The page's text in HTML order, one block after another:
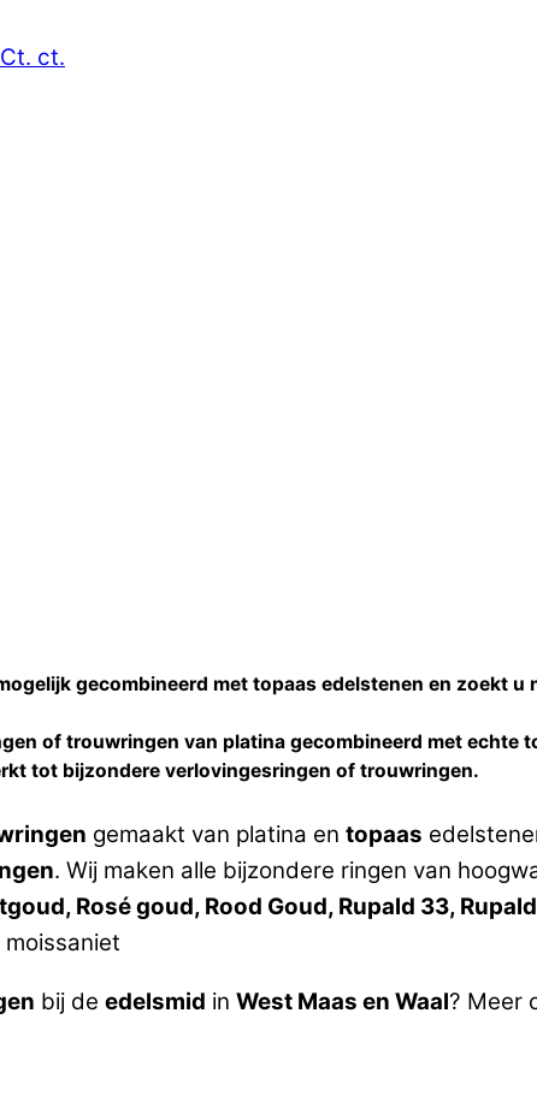
ct.
gecombineerd met topaas edelstenen en zoekt u
of trouwringen van platina gecombineerd met echte
tot bijzondere verlovingesringen of trouwringen.
gemaakt van platina en topaas
. Wij maken alle bijzondere ringen van
Rosé goud, Rood Goud, Rupald 33,
bij de edelsmid in West Maas en Waal? Meer